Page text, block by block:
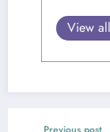
View